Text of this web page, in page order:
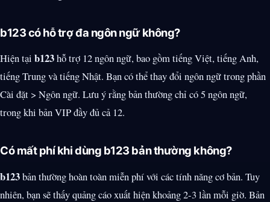
b123 có hỗ trợ đa ngôn ngữ không?
Hiện tại b123hỗ trợ 12 ngôn ngữ, bao gồm tiếng Việt, tiếng Anh,
tiếng Trung và tiếng Nhật. Bạn có thể thay đổi ngôn ngữ trong phần
Cài đặt > Ngôn ngữ. Lưu ý rằng bản thường chỉ có 5 ngôn ngữ,
trong khi bản VIP đầy đủ cả 12.
Có mất phí khi dùng b123 bản thường không?
b123bản thường hoàn toàn miễn phí với các tính năng cơ bản. Tuy
nhiên, bạn sẽ thấy quảng cáo xuất hiện khoảng 2-3 lần mỗi giờ. Bản